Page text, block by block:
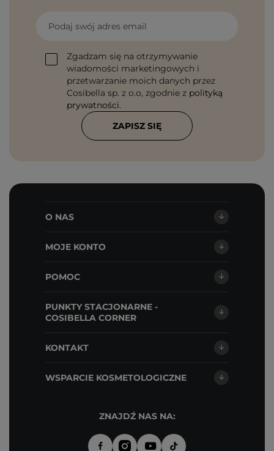
Podaj swój adres email
Zgadzam się na otrzymywanie
wiadomości marketingowych i
przetwarzanie moich danych przez
Cosibella sp. z o.o, zgodnie z polityką
prywatności.
ZAPISZ SIĘ
O NAS
MOJE KONTO
POMOC
PUNKTY STACJONARNE -
COSIBELLA CORNER
KONTAKT
WSPARCIE KOSMETOLOGICZNE
ZNAJDŹ NAS NA: